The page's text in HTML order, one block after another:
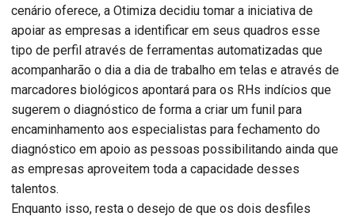
cenário oferece, a Otimiza decidiu tomar a iniciativa de
apoiar as empresas a identificar em seus quadros esse
tipo de perfil através de ferramentas automatizadas que
acompanharão o dia a dia de trabalho em telas e através de
marcadores biológicos apontará para os RHs indícios que
sugerem o diagnóstico de forma a criar um funil para
encaminhamento aos especialistas para fechamento do
diagnóstico em apoio as pessoas possibilitando ainda que
as empresas aproveitem toda a capacidade desses
talentos.
Enquanto isso, resta o desejo de que os dois desfiles